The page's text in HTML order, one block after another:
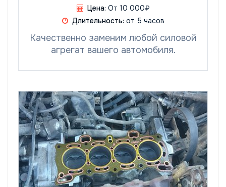
Цена: От 10 000₽
Длительность: от 5 часов
Качественно заменим любой силовой
агрегат вашего автомобиля.